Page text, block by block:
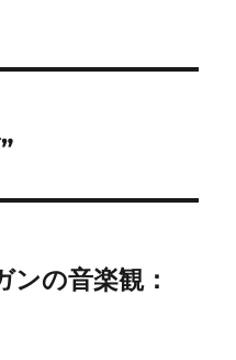
の音楽観：